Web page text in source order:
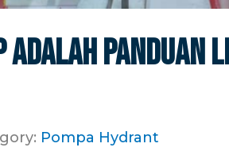
Panduan
Pompa Hydrant